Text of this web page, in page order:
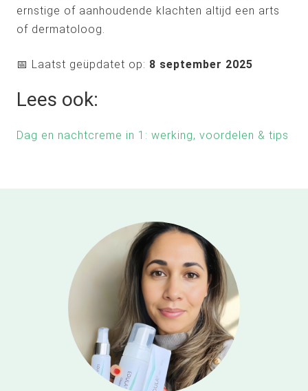
ernstige of aanhoudende klachten altijd een arts
of dermatoloog.
📅 Laatst geüpdatet op: 8 september 2025
Lees ook:
Dag en nachtcreme in 1: werking, voordelen & tips